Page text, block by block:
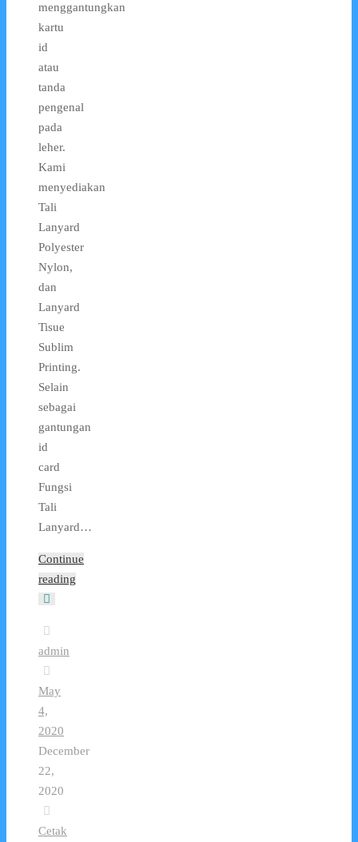
menggantungkan
kartu
id
atau
tanda
pengenal
pada
leher.
Kami
menyediakan
Tali
Lanyard
Polyester
Nylon,
dan
Lanyard
Tisue
Sublim
Printing.
Selain
sebagai
gantungan
id
card
Fungsi
Tali
Lanyard…
Continue
reading
admin
May
4,
2020
December
22,
2020
Cetak